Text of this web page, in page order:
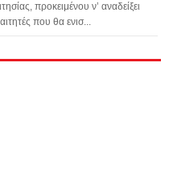
προκειμένου ν’ αναδείξει
που θα ενισ...